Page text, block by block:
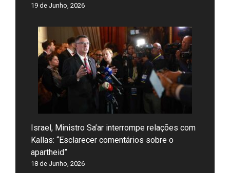
19 de Junho, 2026
Israel, Ministro Sa’ar interrompe relações com
Kallas: “Esclarecer comentários sobre o
apartheid”
18 de Junho, 2026